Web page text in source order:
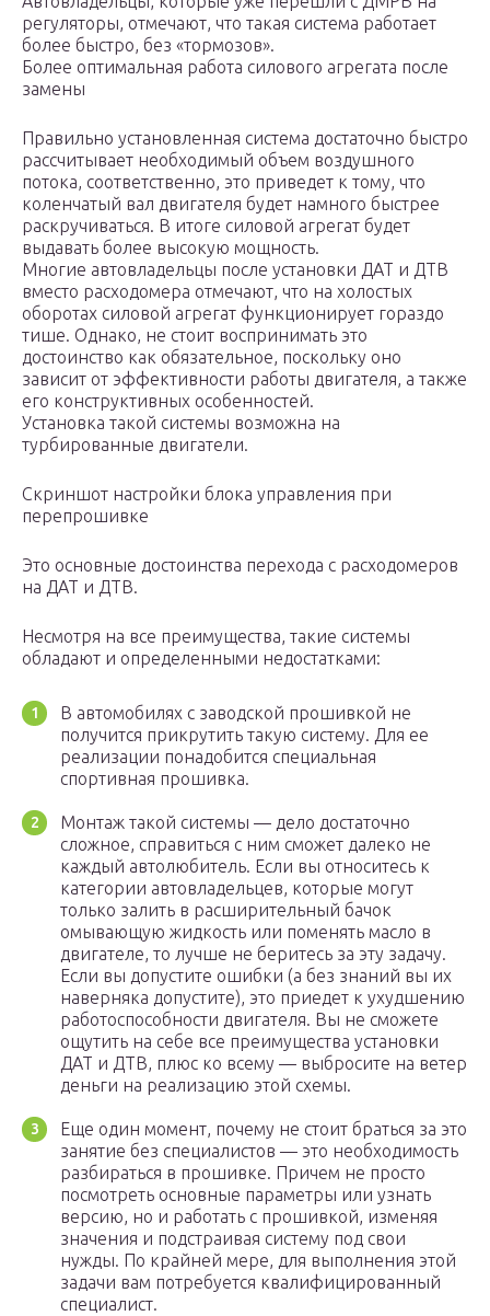
регуляторы, отмечают, что такая система работает
более быстро, без «тормозов».
Более оптимальная работа силового агрегата после
замены
Правильно установленная система достаточно быстро
рассчитывает необходимый объем воздушного
потока, соответственно, это приведет к тому, что
коленчатый вал двигателя будет намного быстрее
раскручиваться. В итоге силовой агрегат будет
выдавать более высокую мощность.
Многие автовладельцы после установки ДАТ и ДТВ
вместо расходомера отмечают, что на холостых
оборотах силовой агрегат функционирует гораздо
тише. Однако, не стоит воспринимать это
достоинство как обязательное, поскольку оно
зависит от эффективности работы двигателя, а также
его конструктивных особенностей.
Установка такой системы возможна на
турбированные двигатели.
Скриншот настройки блока управления при
перепрошивке
Это основные достоинства перехода с расходомеров
на ДАТ и ДТВ.
Несмотря на все преимущества, такие системы
обладают и определенными недостатками:
В автомобилях с заводской прошивкой не
получится прикрутить такую систему. Для ее
реализации понадобится специальная
спортивная прошивка.
Монтаж такой системы — дело достаточно
сложное, справиться с ним сможет далеко не
каждый автолюбитель. Если вы относитесь к
категории автовладельцев, которые могут
только залить в расширительный бачок
омывающую жидкость или поменять масло в
двигателе, то лучше не беритесь за эту задачу.
Если вы допустите ошибки (а без знаний вы их
наверняка допустите), это приедет к ухудшению
работоспособности двигателя. Вы не сможете
ощутить на себе все преимущества установки
ДАТ и ДТВ, плюс ко всему — выбросите на ветер
деньги на реализацию этой схемы.
Еще один момент, почему не стоит браться за это
занятие без специалистов — это необходимость
разбираться в прошивке. Причем не просто
посмотреть основные параметры или узнать
версию, но и работать с прошивкой, изменяя
значения и подстраивая систему под свои
нужды. По крайней мере, для выполнения этой
задачи вам потребуется квалифицированный
специалист.